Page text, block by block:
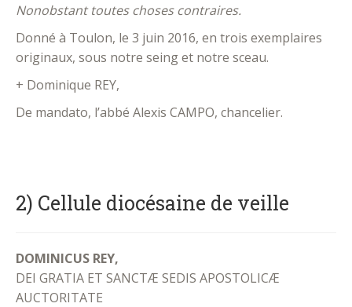
Nonobstant toutes choses contraires.
Donné à Toulon, le 3 juin 2016, en trois exemplaires
originaux, sous notre seing et notre sceau.
+ Dominique REY,
De mandato, l’abbé Alexis CAMPO, chancelier.
2) Cellule diocésaine de veille
DOMINICUS REY,
DEI GRATIA ET SANCTÆ SEDIS APOSTOLICÆ
AUCTORITATE